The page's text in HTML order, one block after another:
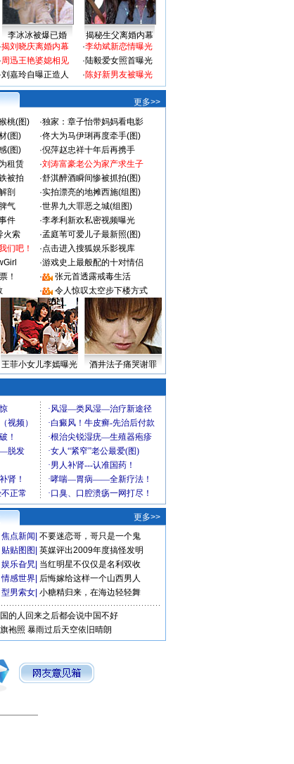
李冰冰被爆已婚
揭秘生父离婚内幕
·揭刘晓庆离婚内幕
·周迅王艳婆媳相见
·刘嘉玲自曝正造人
·李幼斌新恋情曝光
·陆毅爱女照首曝光
·陈好新男友被曝光
更多>>
桃(图) ·独家：章子怡带妈妈看电影
(图) ·佟大为马伊琍再度牵手(图)
(图) ·倪萍赵忠祥十年后再携手
租赁 ·刘涛富豪老公为家产求生子
被拍 ·舒淇醉酒瞬间惨被抓拍(图)
剖 ·实拍漂亮的地摊西施(组图)
气 ·世界九大罪恶之城(组图)
件 ·李孝利新欢私密视频曝光
火索 ·孟庭苇可爱儿子最新照(图)
们吧！ ·点击进入搜狐娱乐影视库
·游戏史上最般配的十对情侣
！ ·
张元首透露戒毒生活
· 令人惊叹太空步下楼方式
王菲小女儿李嫣曝光 酒井法子痛哭谢罪
更多>>
焦点新闻 不要迷恋哥，哥只是一个鬼
贴贴图图 英媒评出2009年度搞怪发明
娱乐旮旯 当红明星不仅仅是名利双收
情感世界 后悔嫁给这样一个山西男人
型男索女 小糖精归来，在海边轻轻舞
的人回来之后都会说中国不好
袍照 暴雨过后天空依旧晴朗